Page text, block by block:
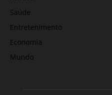
Saúde
Entretenimento
Economia
Mundo